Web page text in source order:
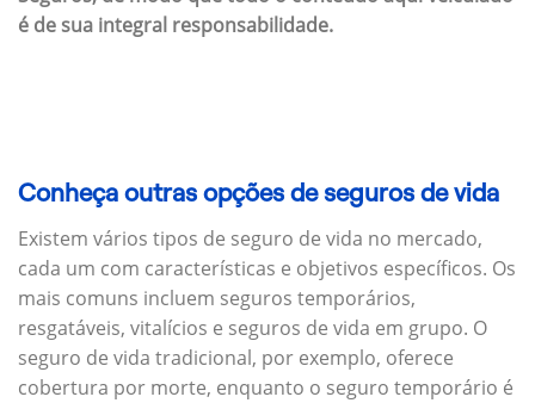
é de sua integral responsabilidade.
Conheça outras opções de seguros de vida
Existem vários tipos de seguro de vida no mercado,
cada um com características e objetivos específicos. Os
mais comuns incluem seguros temporários,
resgatáveis, vitalícios e seguros de vida em grupo. O
seguro de vida tradicional, por exemplo, oferece
cobertura por morte, enquanto o seguro temporário é